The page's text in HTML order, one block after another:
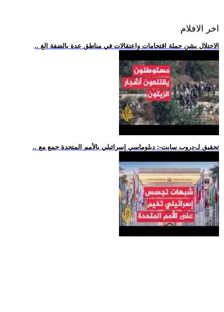
اخر الافلام
.. الاحتلال يشن حملة اقتحامات واعتقالات في مناطق عدة بالضفة الغ
.. تحقيق لـ-دروب سايت-: دبلوماسي إسرائيلي بالأمم المتحدة جمع مع